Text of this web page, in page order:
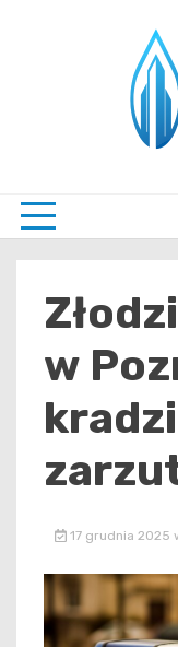
w
17 grudnia 2025